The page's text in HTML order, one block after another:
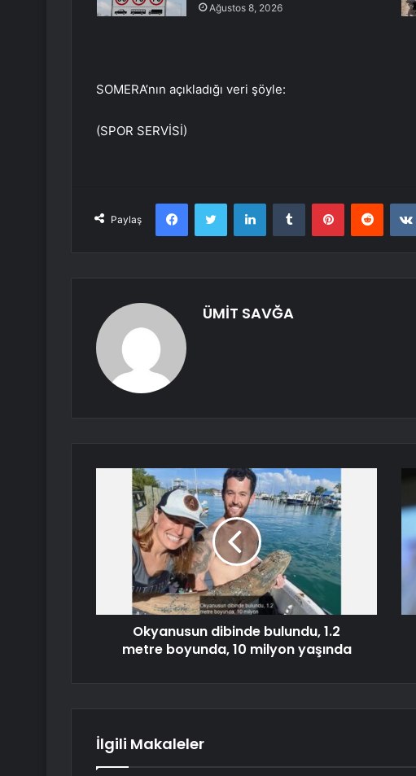
Ağustos 8, 2026
SOMERA’nın açıkladığı veri şöyle:
(SPOR SERVİSİ)
Paylaş
FacebookTwitter LinkedInTumblr PinterestReddit
ÜMİT SAVĞA
Okyanusun dibinde bulundu, 1.2
metre boyunda, 10 milyon yaşında
İlgili Makaleler